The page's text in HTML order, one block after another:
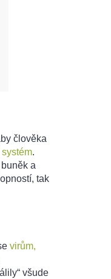
člověka
systém.
a
tak
virům,
všude